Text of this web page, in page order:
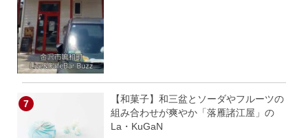
【和菓子】和三盆とソーダやフルーツの
組み合わせが爽やか「落雁諸江屋」の
La・KuGaN